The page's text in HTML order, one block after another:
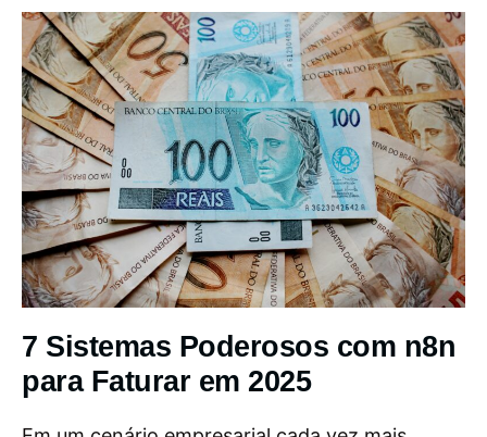
7 Sistemas Poderosos com n8n
para Faturar em 2025